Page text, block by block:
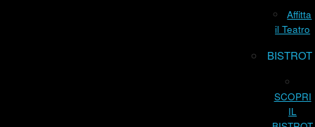
Affitta
il Teatro
BISTROT
SCOPRI
IL